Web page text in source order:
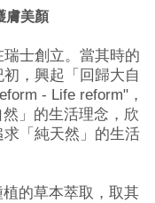
膚美顏
士創立。當其時的
，興起「回歸大自
- Life reform"，
」的生活理念，欣
「純天然」的生活
的草本萃取，取其